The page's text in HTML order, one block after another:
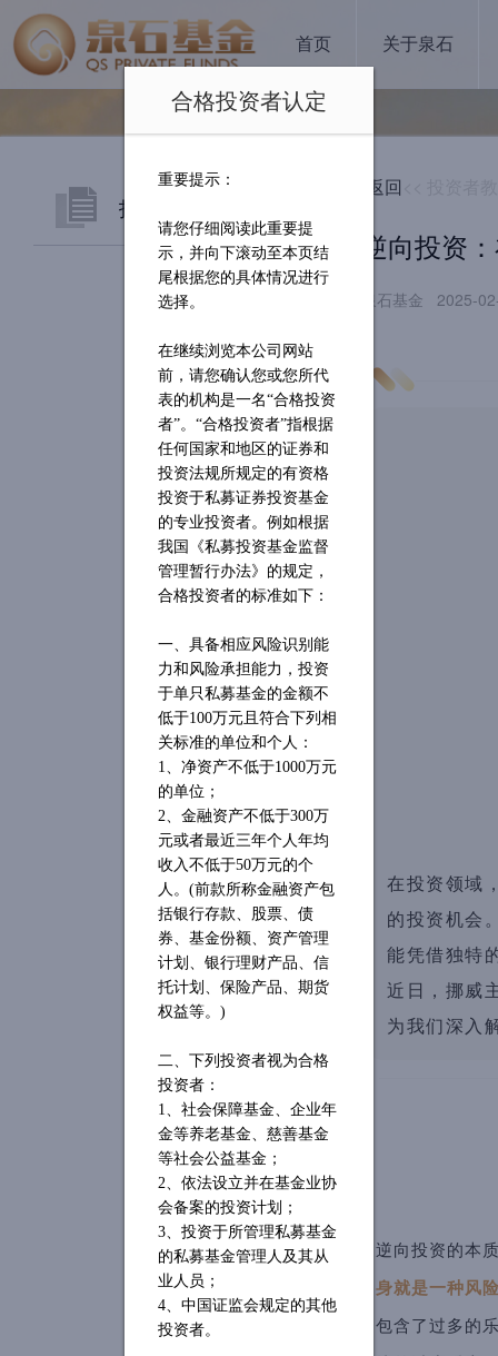
合格投资者认定
重要提示：
请您仔细阅读此重要提
示，并向下滚动至本页结
尾根据您的具体情况进行
选择。
在继续浏览本公司网站
前，请您确认您或您所代
表的机构是一名“合格投资
者”。“合格投资者”指根据
任何国家和地区的证券和
投资法规所规定的有资格
投资于私募证券投资基金
的专业投资者。例如根据
我国《私募投资基金监督
管理暂行办法》的规定，
合格投资者的标准如下：
一、具备相应风险识别能
力和风险承担能力，投资
于单只私募基金的金额不
低于100万元且符合下列相
关标准的单位和个人：
1、净资产不低于1000万元
的单位；
2、金融资产不低于300万
元或者最近三年个人年均
收入不低于50万元的个
人。(前款所称金融资产包
括银行存款、股票、债
券、基金份额、资产管理
计划、银行理财产品、信
托计划、保险产品、期货
权益等。)
二、下列投资者视为合格
投资者：
1、社会保障基金、企业年
金等养老基金、慈善基金
等社会公益基金；
2、依法设立并在基金业协
会备案的投资计划；
3、投资于所管理私募基金
的私募基金管理人及其从
业人员；
4、中国证监会规定的其他
投资者。
首页 关于泉石
投资者教育
返回
逆向投资
泉石基金 2025-
在投资领域
的投资机会
能凭借独特
近日，挪威
为我们深入
逆向投资的本
身就是一种风
包含了过多的